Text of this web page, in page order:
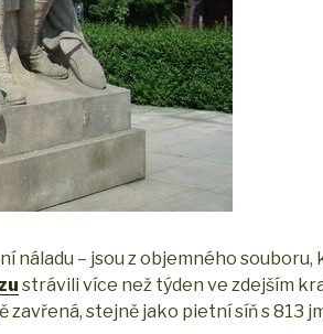
– jsou z objemného
strávili více než týden ve zdejším
stejně jako pietní síň s 813